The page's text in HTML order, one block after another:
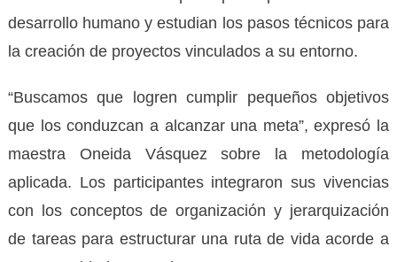
desarrollo humano y estudian los pasos técnicos para
la creación de proyectos vinculados a su entorno.
“Buscamos que logren cumplir pequeños objetivos
que los conduzcan a alcanzar una meta”, expresó la
maestra Oneida Vásquez sobre la metodología
aplicada. Los participantes integraron sus vivencias
con los conceptos de organización y jerarquización
de tareas para estructurar una ruta de vida acorde a